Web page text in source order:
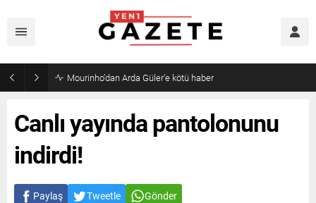
Mourinho’dan Arda Güler’e kötü haber
Canlı yayında pantolonunu
indirdi!
Paylaş Tweetle Gönder